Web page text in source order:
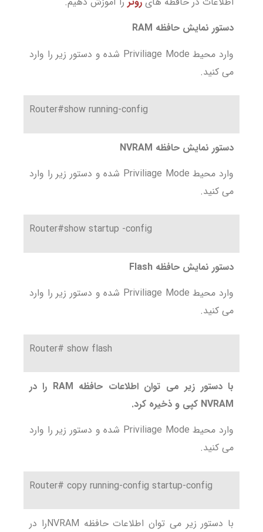
دستور نمایش حافظه RAM
وارد محیط Priviliage Mode شده و دستور زیر را وارد
می کنید.
Router#show running-config
دستور نمایش حافظه NVRAM
وارد محیط Priviliage Mode شده و دستور زیر را وارد
می کنید.
Router#show startup -config
دستور نمایش حافظه Flash
وارد محیط Priviliage Mode شده و دستور زیر را وارد
می کنید.
Router# show flash
با دستور زیر می توان اطلاعات حافظه RAM را در
NVRAM کپی و ذخیره کرد.
وارد محیط Priviliage Mode شده و دستور زیر را وارد
می کنید.
Router# copy running-config startup-config
با دستور زیر می توان اطلاعات حافظه NVRAMرا در